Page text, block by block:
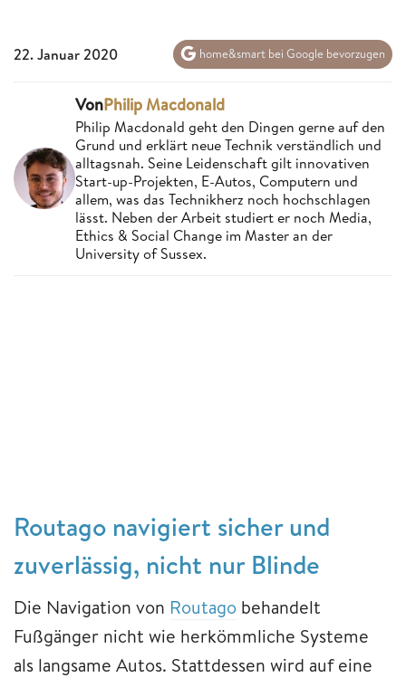
22. Januar 2020 home&smart bei Google bevorzugen
VonPhilip Macdonald
Philip Macdonald geht den Dingen gerne auf den
Grund und erklärt neue Technik verständlich und
alltagsnah. Seine Leidenschaft gilt innovativen
Start-up-Projekten, E-Autos, Computern und
allem, was das Technikherz noch hochschlagen
lässt. Neben der Arbeit studiert er noch Media,
Ethics & Social Change im Master an der
University of Sussex.
Routago navigiert sicher und
zuverlässig, nicht nur Blinde
Die Navigation von Routago behandelt
Fußgänger nicht wie herkömmliche Systeme
als langsame Autos. Stattdessen wird auf eine